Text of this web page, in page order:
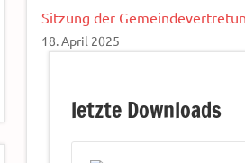
Sitzung der
18. April 2025
letzte Downloads